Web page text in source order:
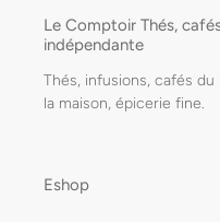
Le Comptoir Thés,
indépendante
Thés, infusions, cafés
la maison, épicerie fine.
Eshop